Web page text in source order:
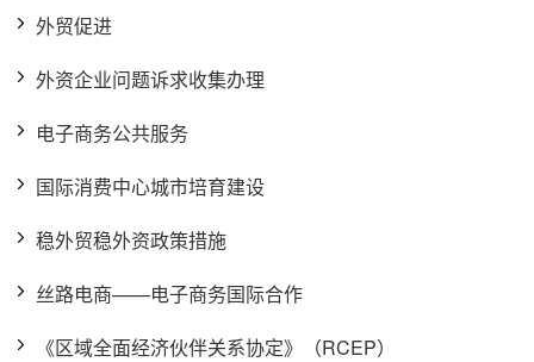
外贸促进
外资企业问题诉求收集办理
电子商务公共服务
国际消费中心城市培育建设
稳外贸稳外资政策措施
丝路电商——电子商务国际合作
《区域全面经济伙伴关系协定》（RCEP）